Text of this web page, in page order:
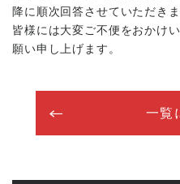
よくある質問
特注ギヤ製造の流れ
降に順次回答させていただきま
皆様には大変ご不便をおかけ
願い申し上げます。
一覧